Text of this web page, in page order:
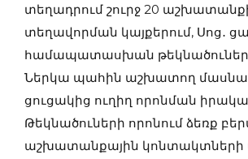
տեղադրում շուրջ 20
տեղավորման կայքերում, Սոց․
համապատասխան
Ներկա պահին աշխատող
ցուցակից ուղիղ որոնման
Թեկնածուների որոնում ձեռք
աշխատանքային կոնտակտների